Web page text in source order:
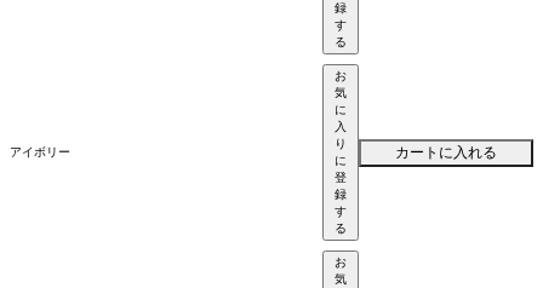
録
す
る
アイボリー
お
気
に
入
り
に
登
録
す
る
カートに入れる
お
気